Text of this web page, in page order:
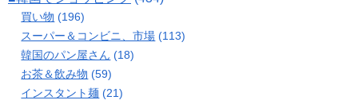
買い物 (196)
スーパー＆コンビニ、市場 (113)
韓国のパン屋さん (18)
お茶＆飲み物 (59)
インスタント麺 (21)